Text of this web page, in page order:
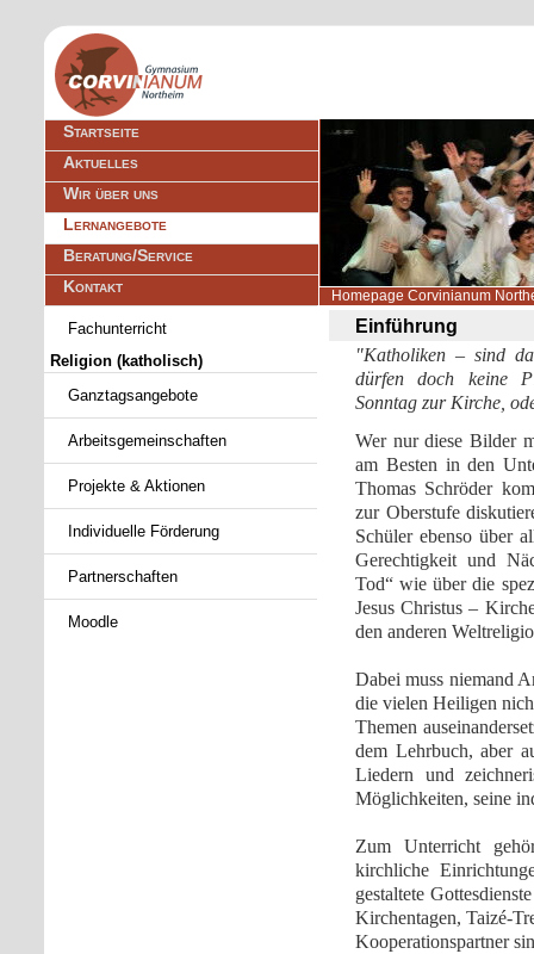
Navigation
überspringen
Startseite
Aktuelles
Wir über uns
Lernangebote
Beratung/Service
Kontakt
Homepage Corvinianum
Einführung
"Katholiken – sind
dürfen doch keine
Sonntag zur Kirche,
Wer nur diese Bilder
am Besten in den
Thomas Schröder
zur Oberstufe
Schüler ebenso über
Gerechtigkeit und
Tod“ wie über die
Jesus Christus –
den anderen
Dabei muss niemand
die vielen Heiligen
Themen
dem Lehrbuch, aber
Liedern und
Möglichkeiten, seine
Zum Unterricht
kirchliche
gestaltete
Kirchentagen, Taizé-
Kooperationspartner
überspringen
Fachunterricht
Religion (katholisch)
Ganztagsangebote
Arbeitsgemeinschaften
Projekte & Aktionen
Individuelle Förderung
Partnerschaften
Moodle